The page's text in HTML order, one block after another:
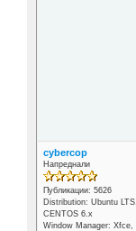
cybercop
Напреднали
Публикации: 5626
Distribution: Ubuntu LTS,
CENTOS 6.x
Window Manager: Xfce,